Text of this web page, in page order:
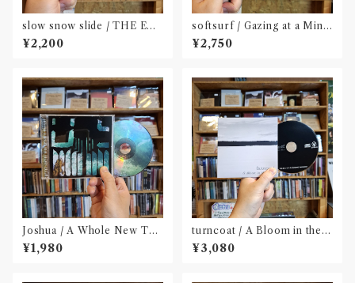
slow snow slide / THE EX
HIBITION(CD)〝山形県酒田
市〟
¥2,200
softsurf / Gazing at a Mind
(CD)〝名古屋〟
¥2,750
Joshua / A Whole New The
ory Redux(CD)
¥1,980
turncoat / A Bloom in the
Dust(CD)〝四国〟
¥3,080